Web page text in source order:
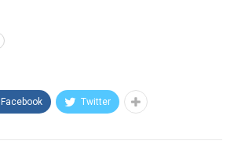
Facebook Twitter